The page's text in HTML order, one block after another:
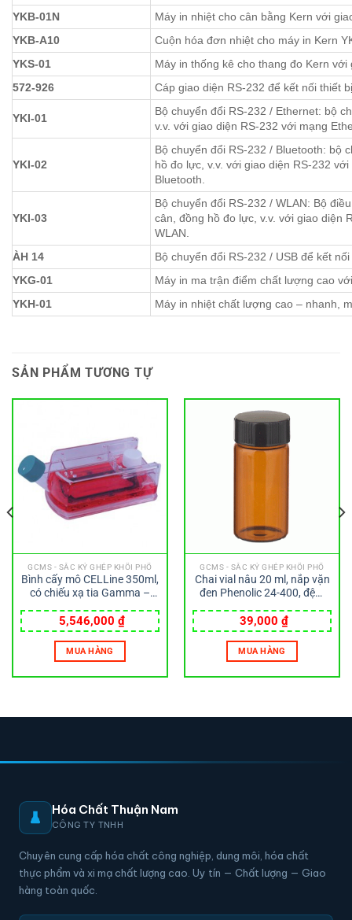
YKB-01N
Máy in nhiệt cho cân bằng Kern với
YKB-A10
Cuộn hóa đơn nhiệt cho máy in Kern
YKS-01
Máy in thống kê cho thang đo Kern
572-926
Cáp giao diện RS-232 để kết nối thiết
YKI-01
Bộ chuyển đổi RS-232 / Ethernet: bộ
v.v. với giao diện RS-232 với mạng
YKI-02
Bộ chuyển đổi RS-232 / Bluetooth: bộ
hồ đo lực, v.v. với giao diện RS-232
Bluetooth.
YKI-03
Bộ chuyển đổi RS-232 / WLAN: Bộ
cân, đồng hồ đo lực, v.v. với giao diện
WLAN.
ÀH 14
Bộ chuyển đổi RS-232 / USB để kết
YKG-01
Máy in ma trận điểm chất lượng cao
YKH-01
Máy in nhiệt chất lượng cao – nhanh,
SẢN PHẨM TƯƠNG TỰ
GCMS - SẮC KÝ GHÉP KHỐI PHỔ
Bình cấy mô CELLine 350ml,
có chiếu xạ tia Gamma –
5,546,000 ₫
MUA HÀNG
GCMS - SẮC KÝ GHÉP KHỐI PHỔ
Chai vial nâu 20 ml, nắp vặn
đen Phenolic 24-400, đệm
39,000 ₫
MUA HÀNG
Hóa Chất Thuận Nam
CÔNG TY TNHH
Chuyên cung cấp hóa chất công nghiệp, dung môi, hóa chất
thực phẩm và xi mạ chất lượng cao. Uy tín — Chất lượng — Giao
hàng toàn quốc.